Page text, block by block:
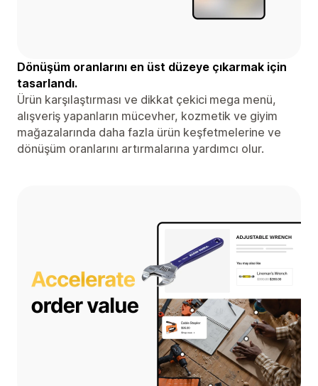
Dönüşüm oranlarını en üst düzeye çıkarmak için
tasarlandı.
Ürün karşılaştırması ve dikkat çekici mega menü,
alışveriş yapanların mücevher, kozmetik ve giyim
mağazalarında daha fazla ürün keşfetmelerine ve
dönüşüm oranlarını artırmalarına yardımcı olur.